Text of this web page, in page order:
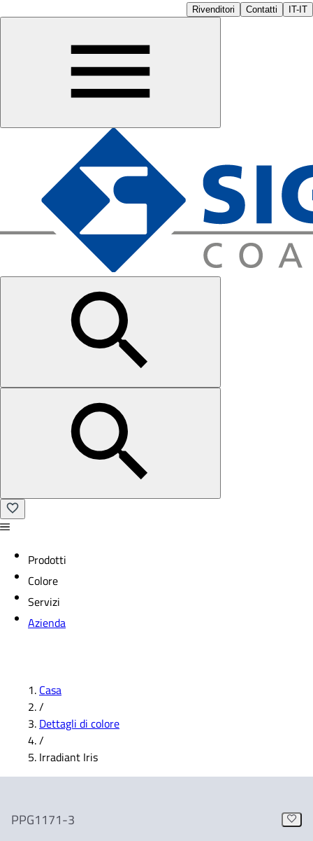
Rivenditori Contatti IT-IT
Prodotti
Colore
Servizi
Azienda
Casa
/
Dettagli di colore
/
Irradiant Iris
PPG1171-3